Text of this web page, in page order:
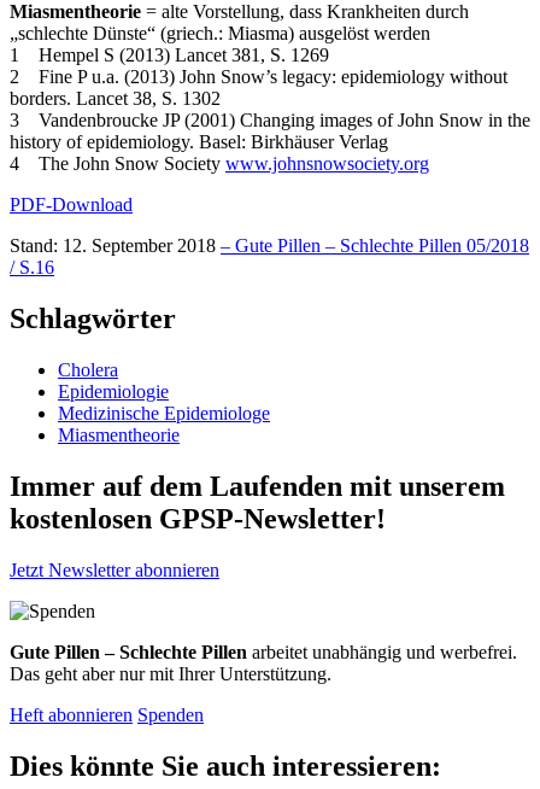
Miasmentheorie = alte Vorstellung, dass Krankheiten durch
„schlechte Dünste“ (griech.: Miasma) ausgelöst werden
1 Hempel S (2013) Lancet 381, S. 1269
2 Fine P u.a. (2013) John Snow’s legacy: epidemiology without
borders. Lancet 38, S. 1302
3 Vandenbroucke JP (2001) Changing images of John Snow in the
history of epidemiology. Basel: Birkhäuser Verlag
4 The John Snow Society www.johnsnowsociety.org
PDF-Download
Stand: 12. September 2018 – Gute Pillen – Schlechte Pillen 05/2018
/ S.16
Schlagwörter
Cholera
Epidemiologie
Medizinische Epidemiologe
Miasmentheorie
Immer auf dem Laufenden mit unserem
kostenlosen GPSP-Newsletter!
Jetzt Newsletter abonnieren
Gute Pillen – Schlechte Pillen arbeitet unabhängig und werbefrei.
Das geht aber nur mit Ihrer Unterstützung.
Heft abonnieren Spenden
Dies könnte Sie auch interessieren: